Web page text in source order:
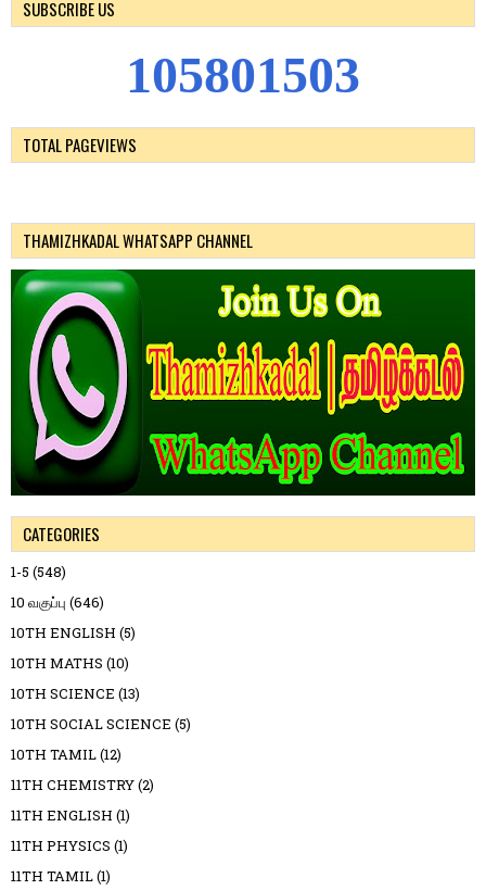
SUBSCRIBE US
105801503
TOTAL PAGEVIEWS
THAMIZHKADAL WHATSAPP CHANNEL
CATEGORIES
1-5 (548)
10 வகுப்பு (646)
10TH ENGLISH (5)
10TH MATHS (10)
10TH SCIENCE (13)
10TH SOCIAL SCIENCE (5)
10TH TAMIL(12)
11TH CHEMISTRY(2)
11TH ENGLISH (1)
11TH PHYSICS (1)
11TH TAMIL(1)